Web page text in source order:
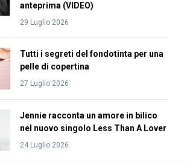
anteprima (VIDEO)
29 Luglio 2026
Tutti i segreti del fondotinta per una
pelle di copertina
27 Luglio 2026
Jennie racconta un amore in bilico
nel nuovo singolo Less Than A Lover
24 Luglio 2026